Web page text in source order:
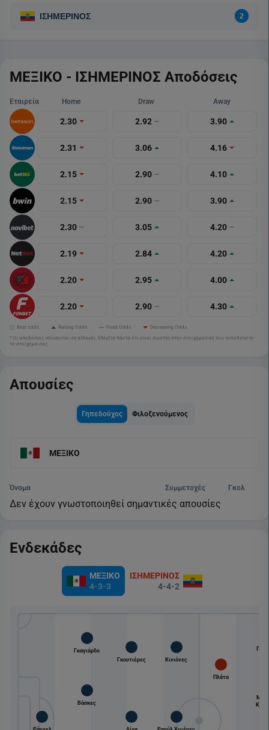
ΜΕΞΙΚΟ - ΙΣΗΜΕΡΙΝΟΣ Αποδόσεις
Εταιρεία Home Draw Away
2.30 2.92 3.90
2.31 3.06 4.16
2.15 2.90 4.10
2.15 2.90 3.90
2.30 3.05 4.20
2.19 2.84 4.20
2.20 2.95 4.00
2.20 2.90 4.30
Best odds Raising Odds Fixed Odds
Decreasing Odds
* Οι αποδόσεις υπόκεινται σε αλλαγές. Ελέγξτε πάντα ότι είναι σωστές στην στοιχηματική που τοποθετείτε
το στοίχημα σας.
Απουσίες
Γηπεδούχος Φιλοξενούμενος
ΜΕΞΙΚΟ
Όνομα Συμμετοχές Γκολ
Δεν έχουν γνωστοποιηθεί σημαντικές απουσίες
Ενδεκάδες
ΜΕΞΙΚΟ
4-3-3
ΙΣΗΜΕΡΙΝΟΣ
4-4-2
Γκαγιάρδο
Βάσκες
Γκουτιέρες Κινιόνες
Πλάτα